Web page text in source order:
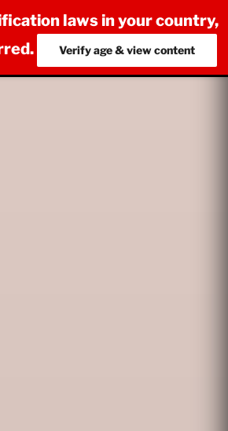
laws in your country,
Verify age & view content